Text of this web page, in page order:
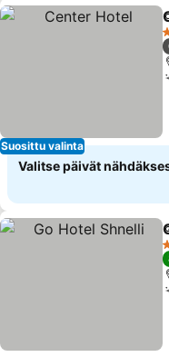
Suosittu valinta
Valitse päivät